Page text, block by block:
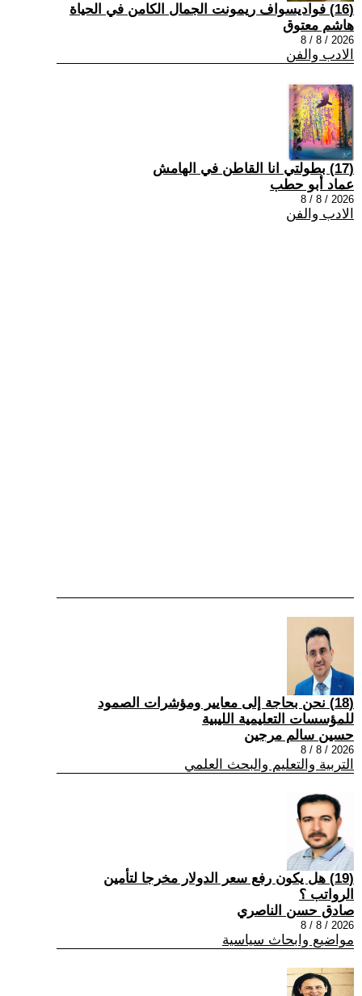
(16) فواديسواف ريمونت الجمال الكامن في الحياة
هاشم معتوق
2026 / 8 / 8
الادب والفن
(17) بطولتي انا القاطن في الهامش
عماد أبو حطب
2026 / 8 / 8
الادب والفن
(18) نحن بحاجة إلى معايير ومؤشرات الصمود
للمؤسسات التعليمية الليبية
حسين سالم مرجين
2026 / 8 / 8
التربية والتعليم والبحث العلمي
(19) هل يكون رفع سعر الدولار مخرجا لتأمين
الرواتب ؟
صادق حسن الناصري
2026 / 8 / 8
مواضيع وابحاث سياسية